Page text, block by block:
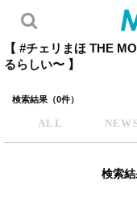
【 #チェリまほ THE
るらしい〜 】
検索結果（0件）
ALL
検索結